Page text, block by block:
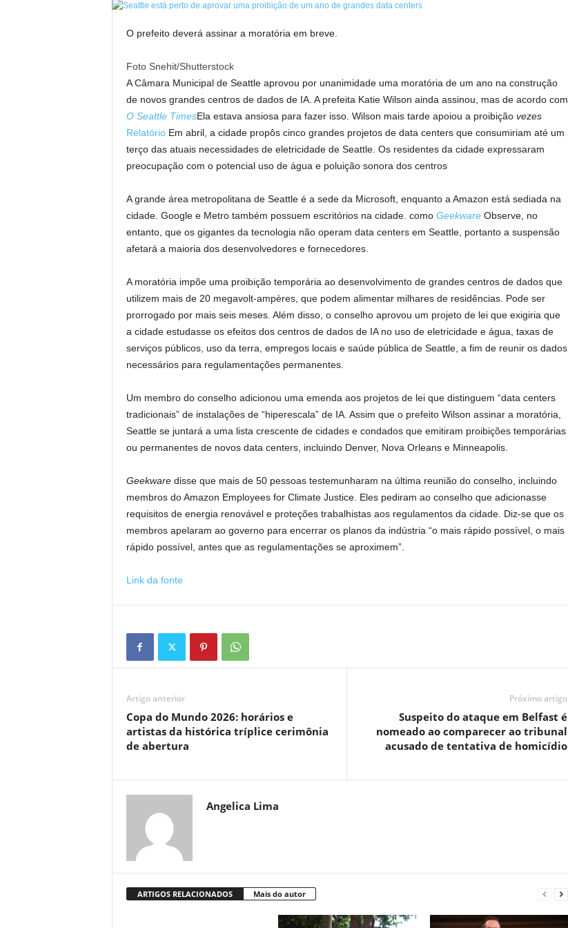
O prefeito deverá assinar a moratória em breve.
Foto Snehit/Shutterstock
A Câmara Municipal de Seattle aprovou por unanimidade uma moratória de um ano na construção
de novos grandes centros de dados de IA. A prefeita Katie Wilson ainda assinou, mas de acordo com
O Seattle TimesEla estava ansiosa para fazer isso. Wilson mais tarde apoiou a proibição vezes
RelatórioEm abril, a cidade propôs cinco grandes projetos de data centers que consumiriam até um
terço das atuais necessidades de eletricidade de Seattle. Os residentes da cidade expressaram
preocupação com o potencial uso de água e poluição sonora dos centros
A grande área metropolitana de Seattle é a sede da Microsoft, enquanto a Amazon está sediada na
cidade. Google e Metro também possuem escritórios na cidade. como GeekwareObserve, no
entanto, que os gigantes da tecnologia não operam data centers em Seattle, portanto a suspensão
afetará a maioria dos desenvolvedores e fornecedores.
A moratória impõe uma proibição temporária ao desenvolvimento de grandes centros de dados que
utilizem mais de 20 megavolt-ampères, que podem alimentar milhares de residências. Pode ser
prorrogado por mais seis meses. Além disso, o conselho aprovou um projeto de lei que exigiria que
a cidade estudasse os efeitos dos centros de dados de IA no uso de eletricidade e água, taxas de
serviços públicos, uso da terra, empregos locais e saúde pública de Seattle, a fim de reunir os dados
necessários para regulamentações permanentes.
Um membro do conselho adicionou uma emenda aos projetos de lei que distinguem “data centers
tradicionais” de instalações de “hiperescala” de IA. Assim que o prefeito Wilson assinar a moratória,
Seattle se juntará a uma lista crescente de cidades e condados que emitiram proibições temporárias
ou permanentes de novos data centers, incluindo Denver, Nova Orleans e Minneapolis.
Geekwaredisse que mais de 50 pessoas testemunharam na última reunião do conselho, incluindo
membros do Amazon Employees for Climate Justice. Eles pediram ao conselho que adicionasse
requisitos de energia renovável e proteções trabalhistas aos regulamentos da cidade. Diz-se que os
membros apelaram ao governo para encerrar os planos da indústria “o mais rápido possível, o mais
rápido possível, antes que as regulamentações se aproximem”.
Link da fonte
Artigo anterior
Copa do Mundo 2026: horários e
artistas da histórica tríplice cerimônia
de abertura
Próximo artigo
Suspeito do ataque em Belfast é
nomeado ao comparecer ao tribunal
acusado de tentativa de homicídio
Angelica Lima
ARTIGOS RELACIONADOS Mais do autor